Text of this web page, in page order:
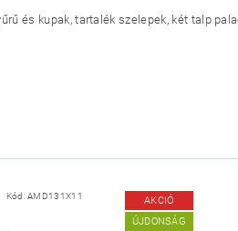
és kupak, tartalék szelepek, két talp
Kód:AMD131X11
AKCIÓ
ÚJDONSÁG